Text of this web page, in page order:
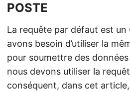
POSTE
La requête par défaut est un
avons besoin d’utiliser la
pour soumettre des
nous devons utiliser la
conséquent, dans cet